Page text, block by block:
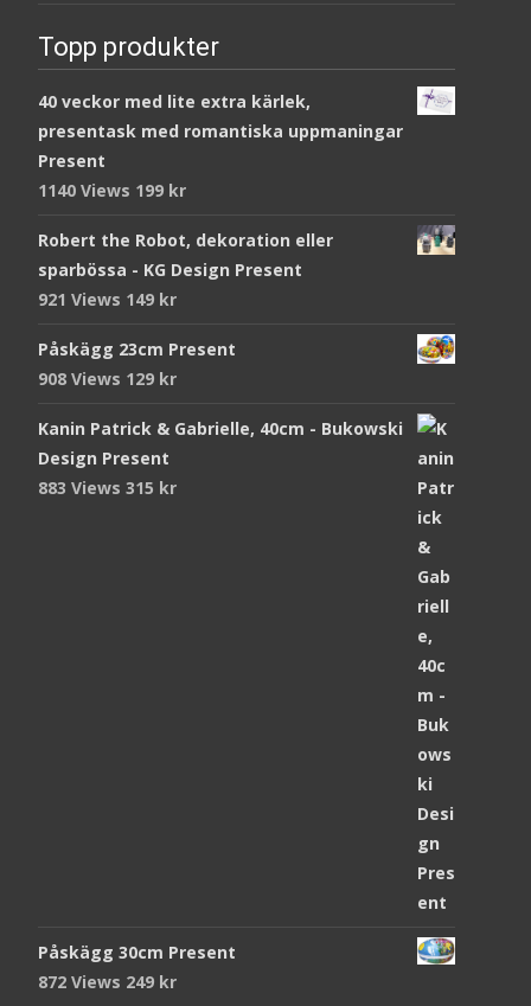
Topp produkter
40 veckor med lite extra kärlek,
presentask med romantiska uppmaningar
Present
1140 Views 199 kr
Robert the Robot, dekoration eller
sparbössa - KG Design Present
921 Views 149 kr
Påskägg 23cm Present
908 Views 129 kr
Kanin Patrick & Gabrielle, 40cm - Bukowski
Design Present
883 Views 315 kr
Påskägg 30cm Present
872 Views 249 kr